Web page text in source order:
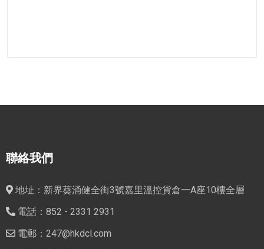
聯絡我們
地址：新界葵涌健全街3號嘉里溫控貨倉一A座10樓全層
電話：852 - 2331 2931
電郵：247@hkdcl.com